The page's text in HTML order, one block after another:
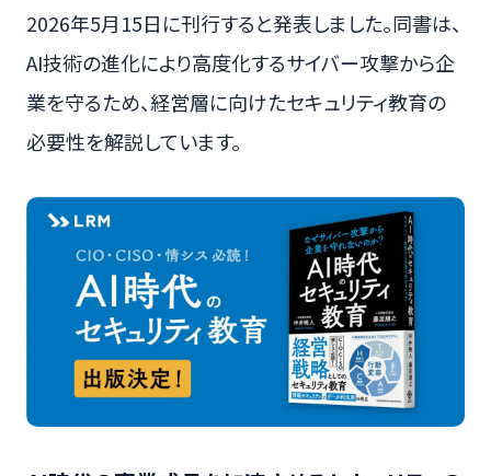
2026年5月15日に刊行すると発表しました。同書は、
AI技術の進化により高度化するサイバー攻撃から企
業を守るため、経営層に向けたセキュリティ教育の
必要性を解説しています。